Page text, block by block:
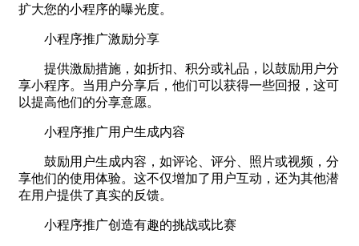
扩大您的小程序的曝光度。
小程序推广激励分享
提供激励措施，如折扣、积分或礼品，以鼓励用户分
享小程序。当用户分享后，他们可以获得一些回报，这可
以提高他们的分享意愿。
小程序推广用户生成内容
鼓励用户生成内容，如评论、评分、照片或视频，分
享他们的使用体验。这不仅增加了用户互动，还为其他潜
在用户提供了真实的反馈。
小程序推广创造有趣的挑战或比赛